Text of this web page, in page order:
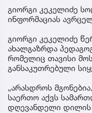
გიორგი კეკელიძე
ინფორმაციას
გიორგი კეკელიძე
ახალგაზრდა
რომელიც თავისი
განსაკუთრებული
„არასდროს
საერთო აქვს
დღევანდელი დილის